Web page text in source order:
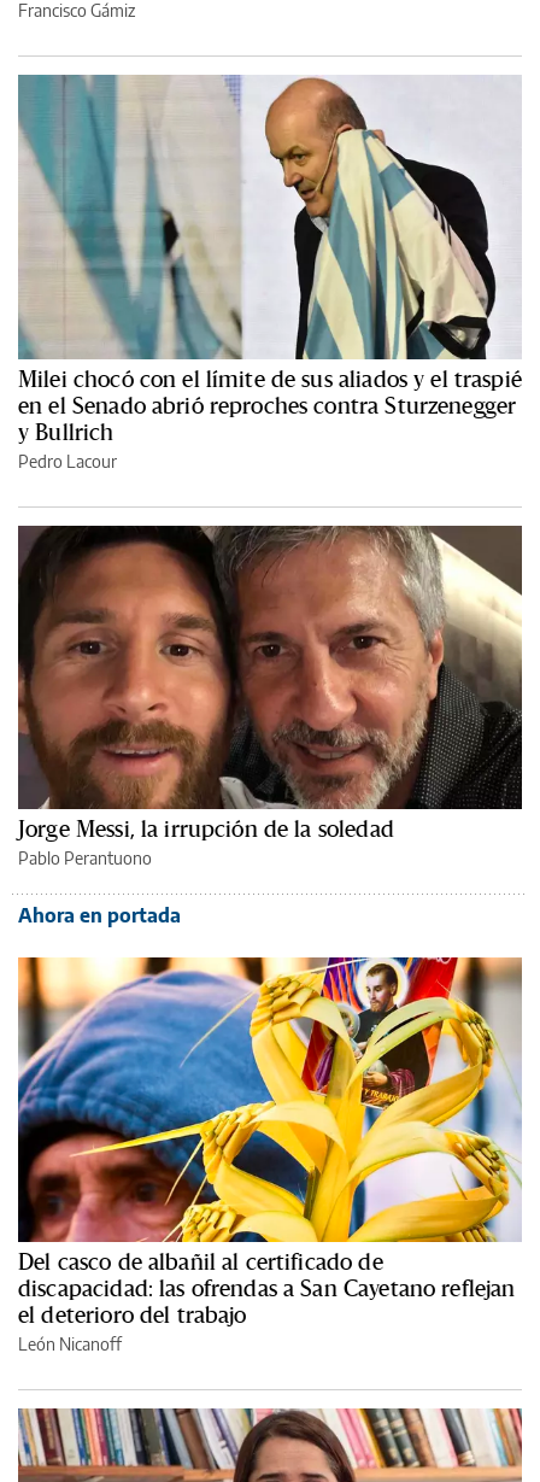
Francisco Gámiz
Milei chocó con el límite de sus aliados y el traspié
en el Senado abrió reproches contra Sturzenegger
y Bullrich
Pedro Lacour
Jorge Messi, la irrupción de la soledad
Pablo Perantuono
Ahora en portada
Del casco de albañil al certificado de
discapacidad: las ofrendas a San Cayetano reflejan
el deterioro del trabajo
León Nicanoff